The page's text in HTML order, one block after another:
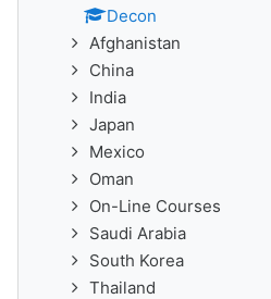
Decon
Afghanistan
China
India
Japan
Mexico
Oman
On-Line Courses
Saudi Arabia
South Korea
Thailand